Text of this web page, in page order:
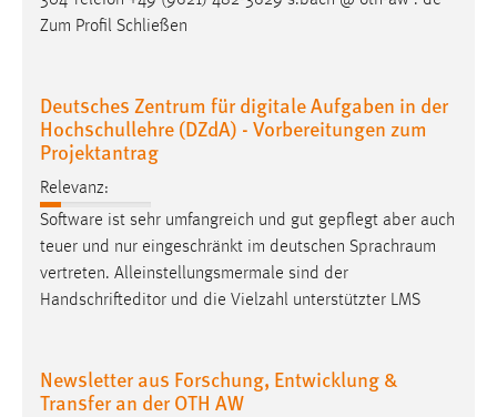
Zum Profil Schließen
Deutsches Zentrum für digitale Aufgaben in der
Hochschullehre (DZdA) - Vorbereitungen zum
Projektantrag
Relevanz:
Software ist sehr umfangreich und gut gepflegt aber auch
teuer und nur eingeschränkt im deutschen Sprachraum
vertreten. Alleinstellungsmermale sind der
Handschrifteditor und die Vielzahl unterstützter LMS
Newsletter aus Forschung, Entwicklung &
Transfer an der OTH AW
Name:
_gcl_au
Anbieter:
Google Ireland Limited
Zweck:
Conversion-Tracking
Cookie Laufzeit:
Facebook Pixel